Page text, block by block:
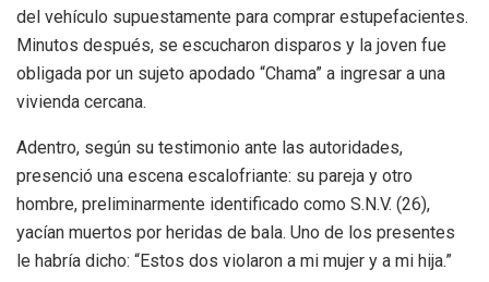
del vehículo supuestamente para comprar estupefacientes.
Minutos después, se escucharon disparos y la joven fue
obligada por un sujeto apodado “Chama” a ingresar a una
vivienda cercana.
Adentro, según su testimonio ante las autoridades,
presenció una escena escalofriante: su pareja y otro
hombre, preliminarmente identificado como S.N.V. (26),
yacían muertos por heridas de bala. Uno de los presentes
le habría dicho: “Estos dos violaron a mi mujer y a mi hija.”